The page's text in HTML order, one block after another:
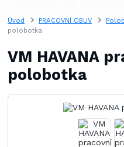
Úvod PRACOVNÍ OBUV
polobotka
VM HAVANA
polobotka